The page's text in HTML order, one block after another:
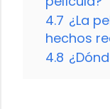
4.7 ¿La
hechos
4.8